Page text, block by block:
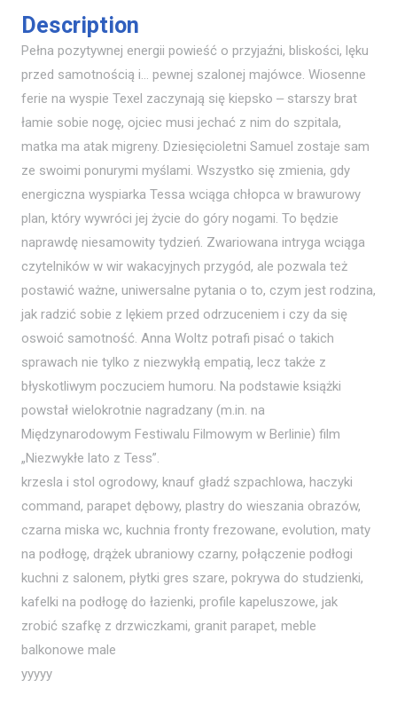
Description
Pełna pozytywnej energii powieść o przyjaźni, bliskości, lęku
przed samotnością i… pewnej szalonej majówce. Wiosenne
ferie na wyspie Texel zaczynają się kiepsko ‒ starszy brat
łamie sobie nogę, ojciec musi jechać z nim do szpitala,
matka ma atak migreny. Dziesięcioletni Samuel zostaje sam
ze swoimi ponurymi myślami. Wszystko się zmienia, gdy
energiczna wyspiarka Tessa wciąga chłopca w brawurowy
plan, który wywróci jej życie do góry nogami. To będzie
naprawdę niesamowity tydzień. Zwariowana intryga wciąga
czytelników w wir wakacyjnych przygód, ale pozwala też
postawić ważne, uniwersalne pytania o to, czym jest rodzina,
jak radzić sobie z lękiem przed odrzuceniem i czy da się
oswoić samotność. Anna Woltz potrafi pisać o takich
sprawach nie tylko z niezwykłą empatią, lecz także z
błyskotliwym poczuciem humoru. Na podstawie książki
powstał wielokrotnie nagradzany (m.in. na
Międzynarodowym Festiwalu Filmowym w Berlinie) film
„Niezwykłe lato z Tess”.
krzesla i stol ogrodowy, knauf gładź szpachlowa, haczyki
command, parapet dębowy, plastry do wieszania obrazów,
czarna miska wc, kuchnia fronty frezowane, evolution, maty
na podłogę, drążek ubraniowy czarny, połączenie podłogi
kuchni z salonem, płytki gres szare, pokrywa do studzienki,
kafelki na podłogę do łazienki, profile kapeluszowe, jak
zrobić szafkę z drzwiczkami, granit parapet, meble
balkonowe male
yyyyy